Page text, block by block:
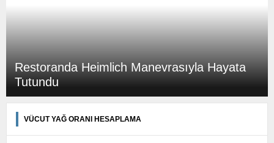
Restoranda Heimlich Manevrasıyla Hayata
Tutundu
VÜCUT YAĞ ORANI HESAPLAMA